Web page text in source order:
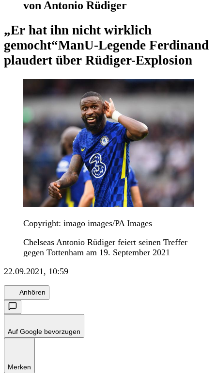
von Antonio Rüdiger
„Er hat ihn nicht wirklich
gemocht“ManU-Legende Ferdinand
plaudert über Rüdiger-Explosion
Copyright: imago images/PA Images
Chelseas Antonio Rüdiger feiert seinen Treffer
gegen Tottenham am 19. September 2021
22.09.2021, 10:59
Anhören
Auf Google bevorzugen
Merken